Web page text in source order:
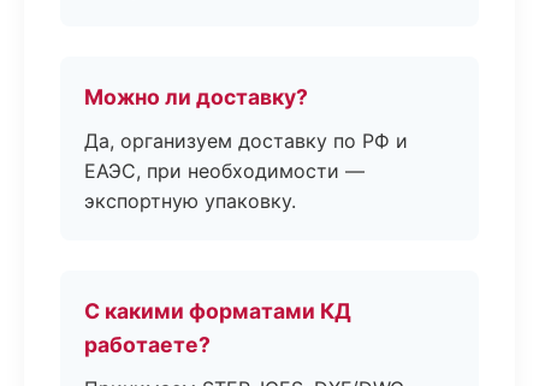
Можно ли доставку?
Да, организуем доставку по РФ и
ЕАЭС, при необходимости —
экспортную упаковку.
С какими форматами КД
работаете?